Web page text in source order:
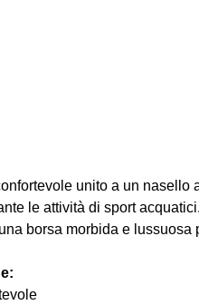
unito a un
le attività di sport
borsa morbida e lussuosa